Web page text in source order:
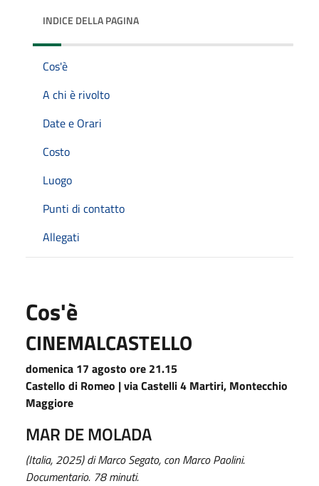
INDICE DELLA PAGINA
Cos'è
A chi è rivolto
Date e Orari
Costo
Luogo
Punti di contatto
Allegati
Cos'è
CINEMALCASTELLO
domenica 17 agosto ore 21.15
Castello di Romeo | via Castelli 4 Martiri, Montecchio
Maggiore
MAR DE MOLADA
(Italia, 2025) di Marco Segato, con Marco Paolini.
Documentario. 78 minuti.